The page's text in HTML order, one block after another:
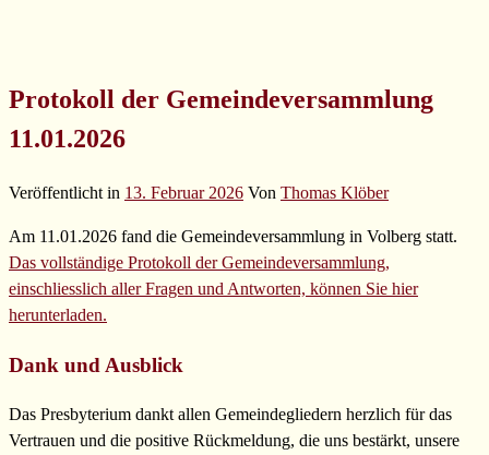
Protokoll der Gemeindeversammlung
11.01.2026
Veröffentlicht in 13. Februar 2026 Von Thomas Klöber
Am 11.01.2026 fand die Gemeindeversammlung in Volberg statt.
Das vollständige Protokoll der Gemeindeversammlung,
einschliesslich aller Fragen und Antworten, können Sie hier
herunterladen.
Dank und Ausblick
Das Presbyterium dankt allen Gemeindegliedern herzlich für das
Vertrauen und die positive Rückmeldung, die uns bestärkt, unsere